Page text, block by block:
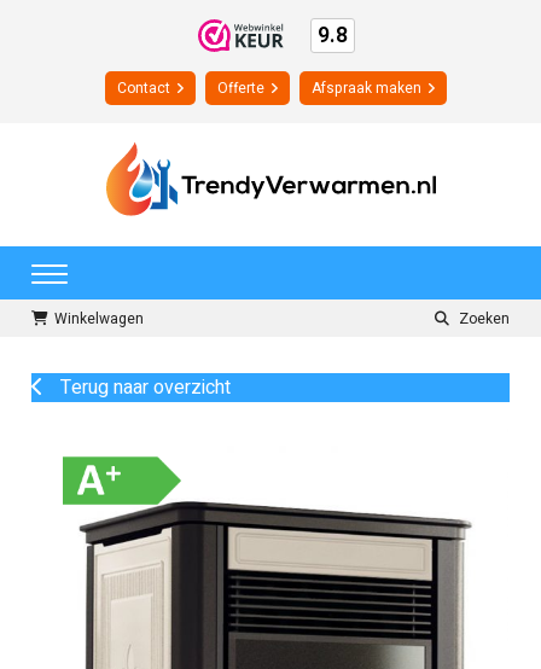
9.8
Contact Offerte Afspraak maken
Winkelwagen Zoeken
Terug naar overzicht